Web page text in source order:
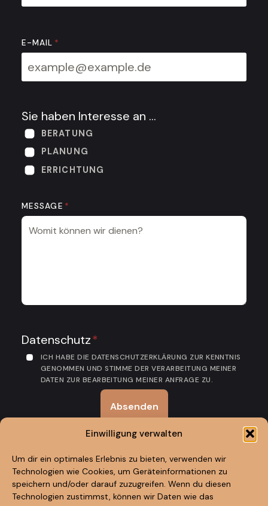
Einwilligung verwalten
Um dir ein optimales Erlebnis zu bieten, verwenden wir
Technologien wie Cookies, um Geräteinformationen zu
speichern und/oder darauf zuzugreifen. Wenn du diesen
Technologien zustimmst, können wir Daten wie das
E-MAIL *
Sie haben Interesse an …
BERATUNG
PLANUNG
ERRICHTUNG
MESSAGE *
Datenschutz*
ICH HABE DIE DATENSCHUTZERKLÄRUNG ZUR KENNTNIS
GENOMMEN UND STIMME DER VERARBEITUNG MEINER
DATEN ZUR BEARBEITUNG MEINER ANFRAGE ZU.
Absenden